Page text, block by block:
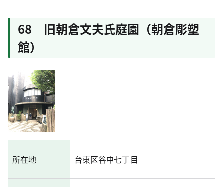
68 旧朝倉文夫氏庭園（朝倉彫塑
館）
所在地 台東区谷中七丁目